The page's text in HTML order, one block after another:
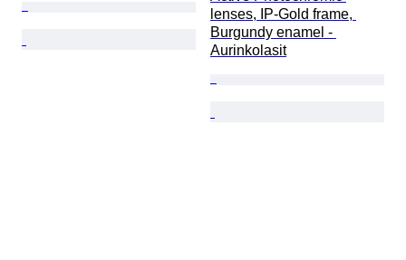
lenses, IP-Gold frame,
Burgundy enamel -
Aurinkolasit